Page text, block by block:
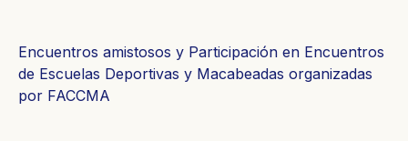
Encuentros amistosos y Participación en Encuentros
de Escuelas Deportivas y Macabeadas organizadas
por FACCMA